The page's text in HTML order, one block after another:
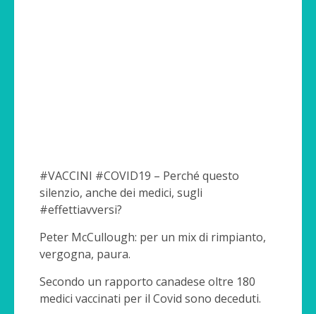
#VACCINI #COVID19 – Perché questo
silenzio, anche dei medici, sugli
#effettiavversi?
Peter McCullough: per un mix di rimpianto,
vergogna, paura.
Secondo un rapporto canadese oltre 180
medici vaccinati per il Covid sono deceduti.